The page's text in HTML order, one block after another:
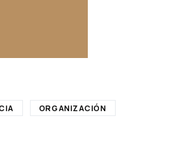
ORGANIZACIÓN